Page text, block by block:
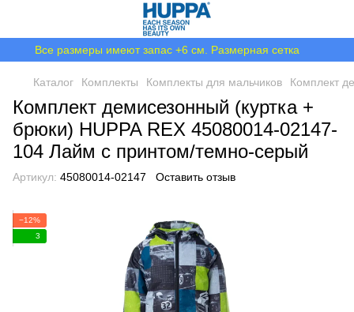
Все размеры имеют запас +6 см. Размерная сетка
Каталог Комплекты Комплекты для мальчиков Комплект
Комплект демисезонный (куртка +
брюки) HUPPA REX 45080014-02147-
104 Лайм с принтом/темно-серый
Артикул: 45080014-02147 Оставить отзыв
−12%
3